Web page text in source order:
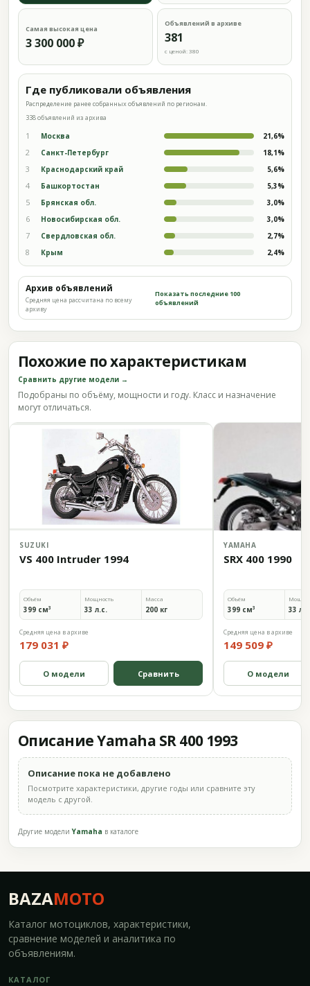
Самая высокая цена
3 300 000 ₽
Объявлений в архиве
381
с ценой: 380
Где публиковали объявления
Распределение ранее собранных объявлений по регионам.
338 объявлений из архива
1 Москва 21,6%
2 Санкт-Петербург 18,1%
3 Краснодарский край 5,6%
4 Башкортостан 5,3%
5 Брянская обл. 3,0%
6 Новосибирская обл. 3,0%
7 Свердловская обл. 2,7%
8 Крым 2,4%
Архив объявлений
Средняя цена рассчитана по всему
архиву
Показать последние 100
объявлений
Похожие по характеристикам
Сравнить другие модели →
Подобраны по объёму, мощности и году. Класс и назначение
могут отличаться.
SUZUKI
VS 400 Intruder 1994
Объём
399 см³
Мощность
33 л.с.
Масса
200 кг
Средняя цена в архиве
179 031 ₽
О модели Сравнить
YAMAHA
SRX 400 1990
Объём
399 см³ 33
Средняя цена в архиве
149 509 ₽
О модели
Описание Yamaha SR 400 1993
Описание пока не добавлено
Посмотрите характеристики, другие годы или сравните эту
модель с другой.
Другие моделиYamaha в каталоге
BAZAMOTO
Каталог мотоциклов, характеристики,
сравнение моделей и аналитика по
объявлениям.
КАТАЛОГ